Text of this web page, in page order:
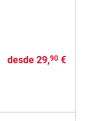
desde 29,90€